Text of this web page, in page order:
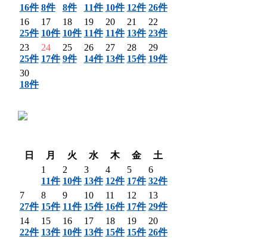
16件 8件
8件
11件 10件 12件 26件
16
25件
17
10件
18
10件
19
11件
20
11件
21
13件
22
23件
23
25件
24
17件
25
9件
26
14件
27
13件
28
15件
29
19件
30
18件
日
月 火 水 木 金
土
1
11件
2
10件
3
13件
4
12件
5
17件
6
32件
7
27件
8
15件
9
11件
10
15件
11
16件
12
17件
13
29件
14
22件
15
13件
16
10件
17
13件
18
15件
19
15件
20
26件